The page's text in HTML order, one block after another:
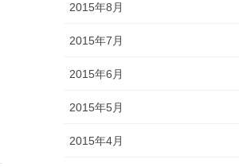
2015年8月
2015年7月
2015年6月
2015年5月
2015年4月